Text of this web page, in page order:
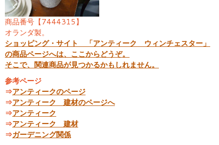
商品番号【7444315】
オランダ製。
ショッピング・サイト 「アンティーク ウィンチェスター」
の商品ページへは、ここからどうぞ。
そこで、関連商品が見つかるかもしれません。
参考ページ
⇒アンティークのページ
⇒アンティーク 建材のページへ
⇒アンティーク
⇒アンティーク 建材
⇒ガーデニング関係